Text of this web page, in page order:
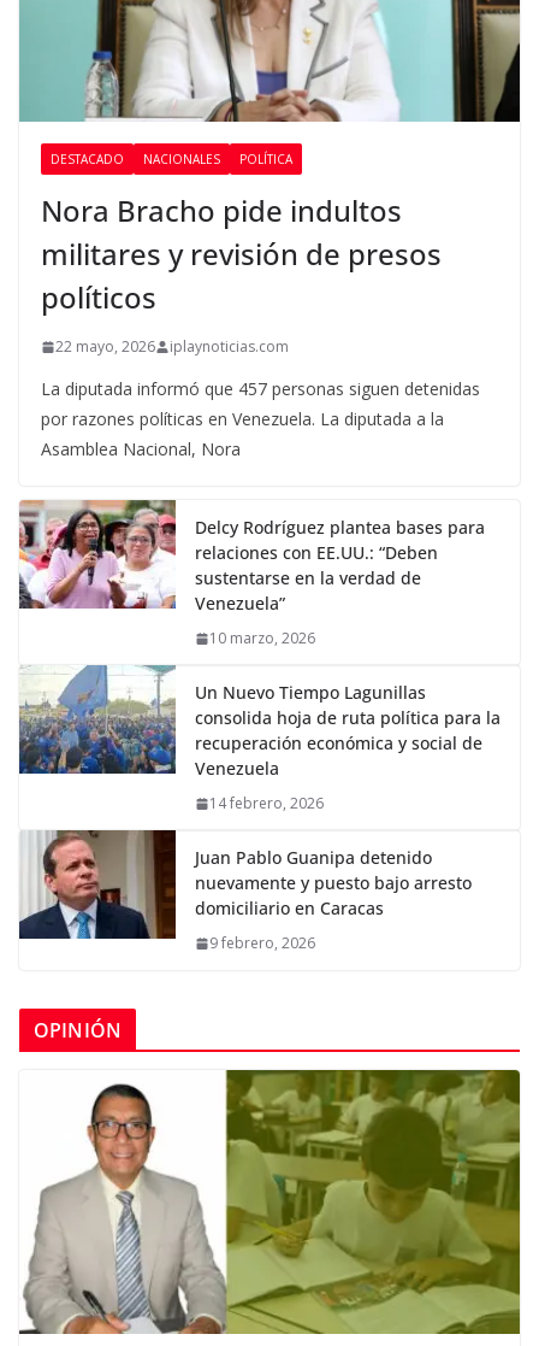
DESTACADO NACIONALES POLÍTICA
Nora Bracho pide indultos
militares y revisión de presos
políticos
22 mayo, 2026 iplaynoticias.com
La diputada informó que 457 personas siguen detenidas
por razones políticas en Venezuela. La diputada a la
Asamblea Nacional, Nora
Delcy Rodríguez plantea bases para
relaciones con EE.UU.: “Deben
sustentarse en la verdad de
Venezuela”
10 marzo, 2026
Un Nuevo Tiempo Lagunillas
consolida hoja de ruta política para la
recuperación económica y social de
Venezuela
14 febrero, 2026
Juan Pablo Guanipa detenido
nuevamente y puesto bajo arresto
domiciliario en Caracas
9 febrero, 2026
OPINIÓN